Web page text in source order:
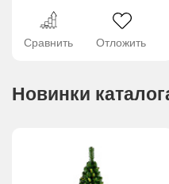
Сравнить Отложить
Новинки